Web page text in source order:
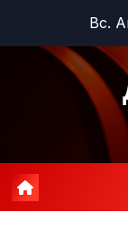
содержимому
Вс.